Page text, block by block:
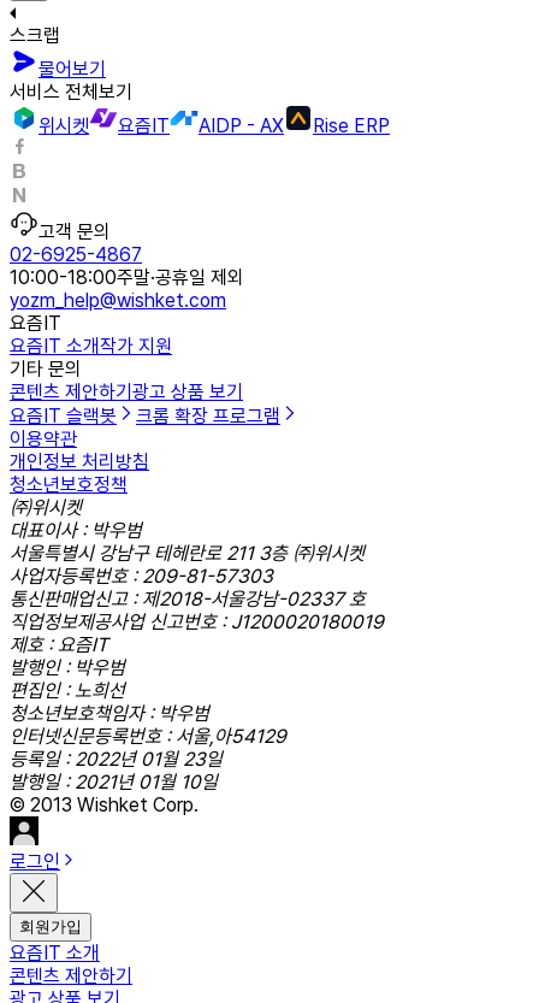
스크랩
물어보기
서비스 전체보기
위시켓
요즘IT AIDP - AX Rise ERP
고객 문의
02-6925-4867
10:00-18:00주말·공휴일 제외
yozm_help@wishket.com
요즘IT
요즘IT 소개작가 지원
기타 문의
콘텐츠 제안하기 광고 상품 보기
요즘IT 슬랙봇
크롬 확장 프로그램
이용약관
개인정보 처리방침
청소년보호정책
㈜위시켓
대표이사 : 박우범
서울특별시 강남구 테헤란로 211 3층 ㈜위시켓
사업자등록번호 : 209-81-57303
통신판매업신고 : 제2018-서울강남-02337 호
직업정보제공사업 신고번호 : J1200020180019
제호 : 요즘IT
발행인 : 박우범
편집인 : 노희선
청소년보호책임자 : 박우범
인터넷신문등록번호 : 서울,아54129
등록일 : 2022년 01월 23일
발행일 : 2021년 01월 10일
© 2013 Wishket Corp.
로그인
회원가입
요즘IT 소개
콘텐츠 제안하기